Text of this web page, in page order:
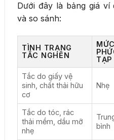
Dưới đây là bảng giá
và so sánh:
TÌNH TRẠNG
TẮC NGHẼN
TẠP
Tắc do giấy vệ
sinh, chất thải hữu
cơ
Nhẹ
Tắc do tóc, rác
thải mềm, dầu mỡ
nhẹ
bình